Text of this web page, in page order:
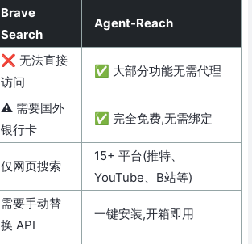
Brave
Search
Agent-Reach
❌ 无法直接
访问
✅ 大部分功能无需代理
⚠️ 需要国外
银行卡
✅ 完全免费,无需绑定
仅网页搜索
15+ 平台(推特、
YouTube、B站等)
需要手动替
换 API
一键安装,开箱即用